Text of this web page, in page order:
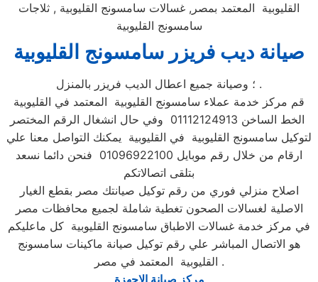
القليوبية المعتمد بمصر, غسالات سامسونج القليوبية , ثلاجات
سامسونج القليوبية
صيانة ديب فريزر سامسونج القليوبية
؛ وصيانة جميع اعطال الديب فريزر بالمنزل .
قم مركز خدمة عملاء سامسونج القليوبية المعتمد في القليوبية
الخط الساخن 01112124913 وفي حال انشغال الرقم المختصر
لتوكيل سامسونج القليوبية في القليوبية يمكنك التواصل معنا علي
ارقام من خلال رقم موبايل 01096922100 فنحن دائما نسعد
بتلقى اتصالاتكم
اصلاح منزلي فوري من رقم توكيل صيانتك مصر بقطع الغيار
الاصلية لغسالات الصحون تغطية شاملة لجميع محافظات مصر
في مركز خدمة غسالات الاطباق سامسونج القليوبية كل ماعليكم
هو الاتصال المباشر علي رقم توكيل صيانة ماكينات سامسونج
القليوبية المعتمد في مصر .
مركز صيانة الاجهزة